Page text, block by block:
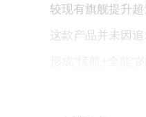
较现有旗舰提升
这款产品并未因
形成“续航+全能”